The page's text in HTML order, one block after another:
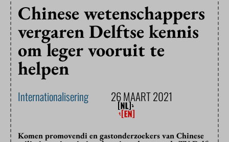
Chinese wetenschappers
vergaren Delftse kennis
om leger vooruit te
helpen
Internationalisering 26 MAART 2021
Komen promovendi en gastonderzoekers van Chinese